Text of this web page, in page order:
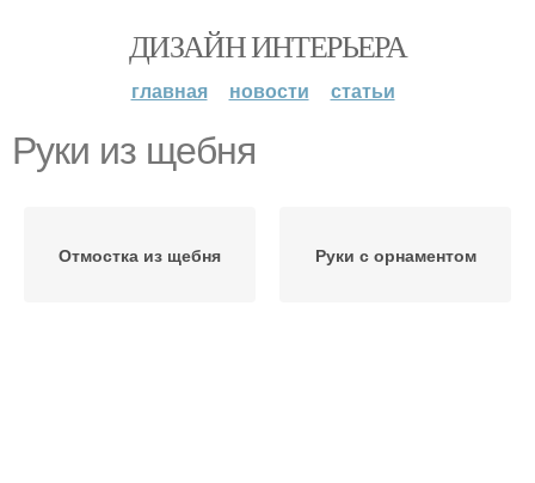
ДИЗАЙН ИНТЕРЬЕРА
главная новости статьи
Руки из щебня
Отмостка из щебня Руки с орнаментом